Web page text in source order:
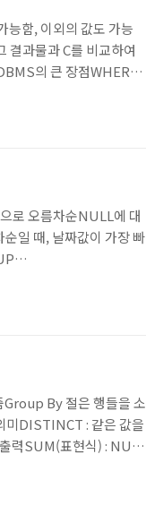
능함, 이외의 값도 가능
결과물과 C를 비교하여
의 큰 장점WHERE
로 오름차순NULL에 대
일 때, 날짜값이 가장 빠
By 절은 행들을 소
DISTINCT : 같은 값을
력SUM(표현식) : NULL